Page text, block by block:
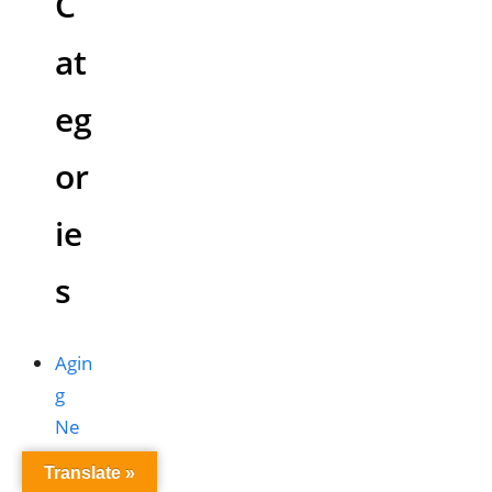
at
eg
or
ie
s
Agin
g
Ne
ws
Translate »